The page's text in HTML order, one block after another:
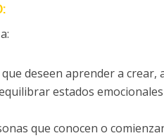
deseen aprender a
estados
que conocen o